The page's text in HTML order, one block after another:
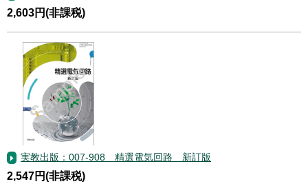
2,603円(非課税)
実教出版：007-908 精選電気回路 新訂版
2,547円(非課税)